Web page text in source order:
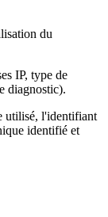
du
IP, type de
diagnostic).
utilisé, l'identifiant
identifié et